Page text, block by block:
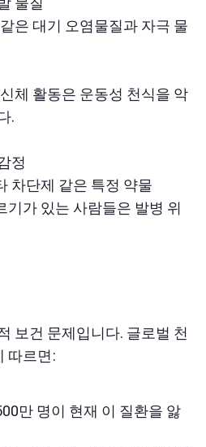
은 대기 오염물질과 자극 물
체 활동은 운동성 천식을 악
.
정
차단제 같은 특정 약물
기가 있는 사람들은 발병 위
보건 문제입니다. 글로벌 천
따르면:
만 명이 현재 이 질환을 앓